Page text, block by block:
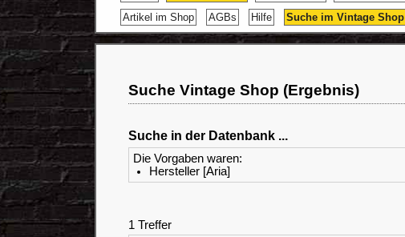
Artikel im Shop AGBs Hilfe Suche im Vintage Shop
Suche Vintage Shop (Ergebnis)
Suche in der Datenbank ...
Die Vorgaben waren:
Hersteller [Aria]
1 Treffer